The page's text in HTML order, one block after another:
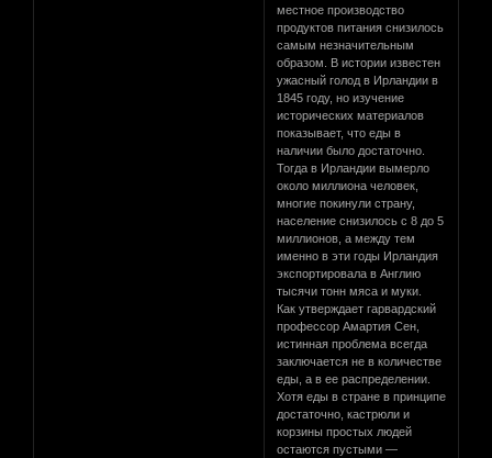
местное производство
продуктов питания снизилось
самым незначительным
образом. В истории известен
ужасный голод в Ирландии в
1845 году, но изучение
исторических материалов
показывает, что еды в
наличии было достаточно.
Тогда в Ирландии вымерло
около миллиона человек,
многие покинули страну,
население снизилось с 8 до 5
миллионов, а между тем
именно в эти годы Ирландия
экспортировала в Англию
тысячи тонн мяса и муки.
Как утверждает гарвардский
профессор Амартия Сен,
истинная проблема всегда
заключается не в количестве
еды, а в ее распределении.
Хотя еды в стране в принципе
достаточно, кастрюли и
корзины простых людей
остаются пустыми —